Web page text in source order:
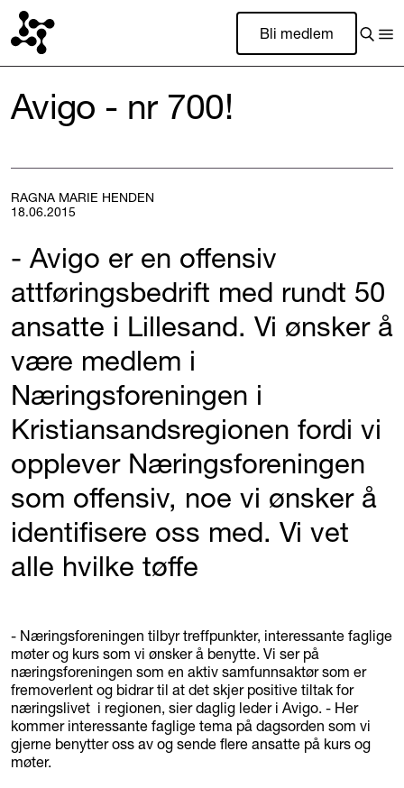
Bli medlem
Avigo - nr 700!
RAGNA MARIE HENDEN
18.06.2015
- Avigo er en offensiv
attføringsbedrift med rundt 50
ansatte i Lillesand. Vi ønsker å
være medlem i
Næringsforeningen i
Kristiansandsregionen fordi vi
opplever Næringsforeningen
som offensiv, noe vi ønsker å
identifisere oss med. Vi vet
alle hvilke tøffe
- Næringsforeningen tilbyr treffpunkter, interessante faglige
møter og kurs som vi ønsker å benytte. Vi ser på
næringsforeningen som en aktiv samfunnsaktør som er
fremoverlent og bidrar til at det skjer positive tiltak for
næringslivet i regionen, sier daglig leder i Avigo. - Her
kommer interessante faglige tema på dagsorden som vi
gjerne benytter oss av og sende flere ansatte på kurs og
møter.